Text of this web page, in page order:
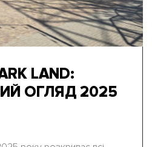
LAND:
ОГЛЯД 2025